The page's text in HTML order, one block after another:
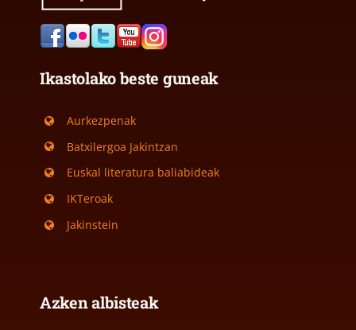
Ikastolako beste guneak
Aurkezpenak
Batxilergoa Jakintzan
Euskal literatura baliabideak
IKTeroak
Jakinstein
Azken albisteak